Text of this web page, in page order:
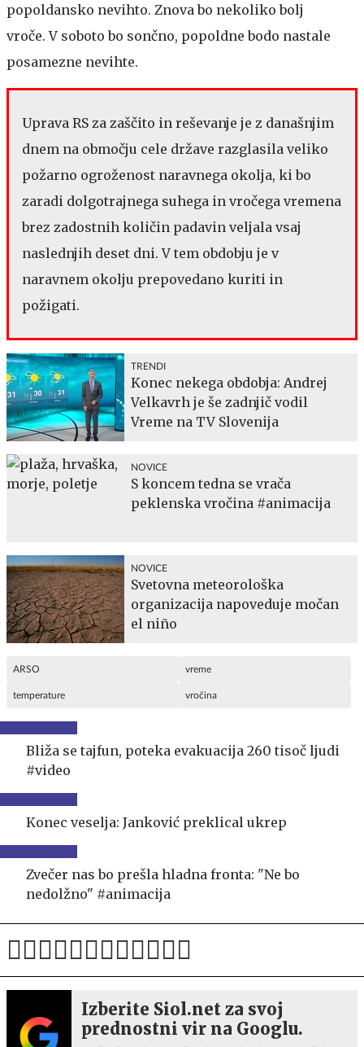
popoldansko nevihto. Znova bo nekoliko bolj
vroče. V soboto bo sončno, popoldne bodo nastale
posamezne nevihte.
Uprava RS za zaščito in reševanje je z današnjim
dnem na območju cele države razglasila veliko
požarno ogroženost naravnega okolja, ki bo
zaradi dolgotrajnega suhega in vročega vremena
brez zadostnih količin padavin veljala vsaj
naslednjih deset dni. V tem obdobju je v
naravnem okolju prepovedano kuriti in
požigati.
TRENDI
Konec nekega obdobja: Andrej
Velkavrh je še zadnjič vodil
Vreme na TV Slovenija
NOVICE
S koncem tedna se vrača
peklenska vročina #animacija
NOVICE
Svetovna meteorološka
organizacija napoveduje močan
el niño
ARSO vreme
temperature vročina
Bliža se tajfun, poteka evakuacija 260 tisoč ljudi
#video
Konec veselja: Janković preklical ukrep
Zvečer nas bo prešla hladna fronta: "Ne bo
nedolžno" #animacija
Izberite Siol.net za svoj
prednostni vir na Googlu.